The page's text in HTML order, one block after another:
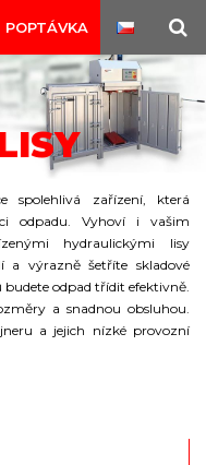
POPTÁVKA
spolehlivá zařízení, která
odpadu. Vyhoví i vašim
hydraulickými lisy
a výrazně šetříte skladové
odpad třídit efektivně.
a snadnou obsluhou.
a jejich nízké provozní